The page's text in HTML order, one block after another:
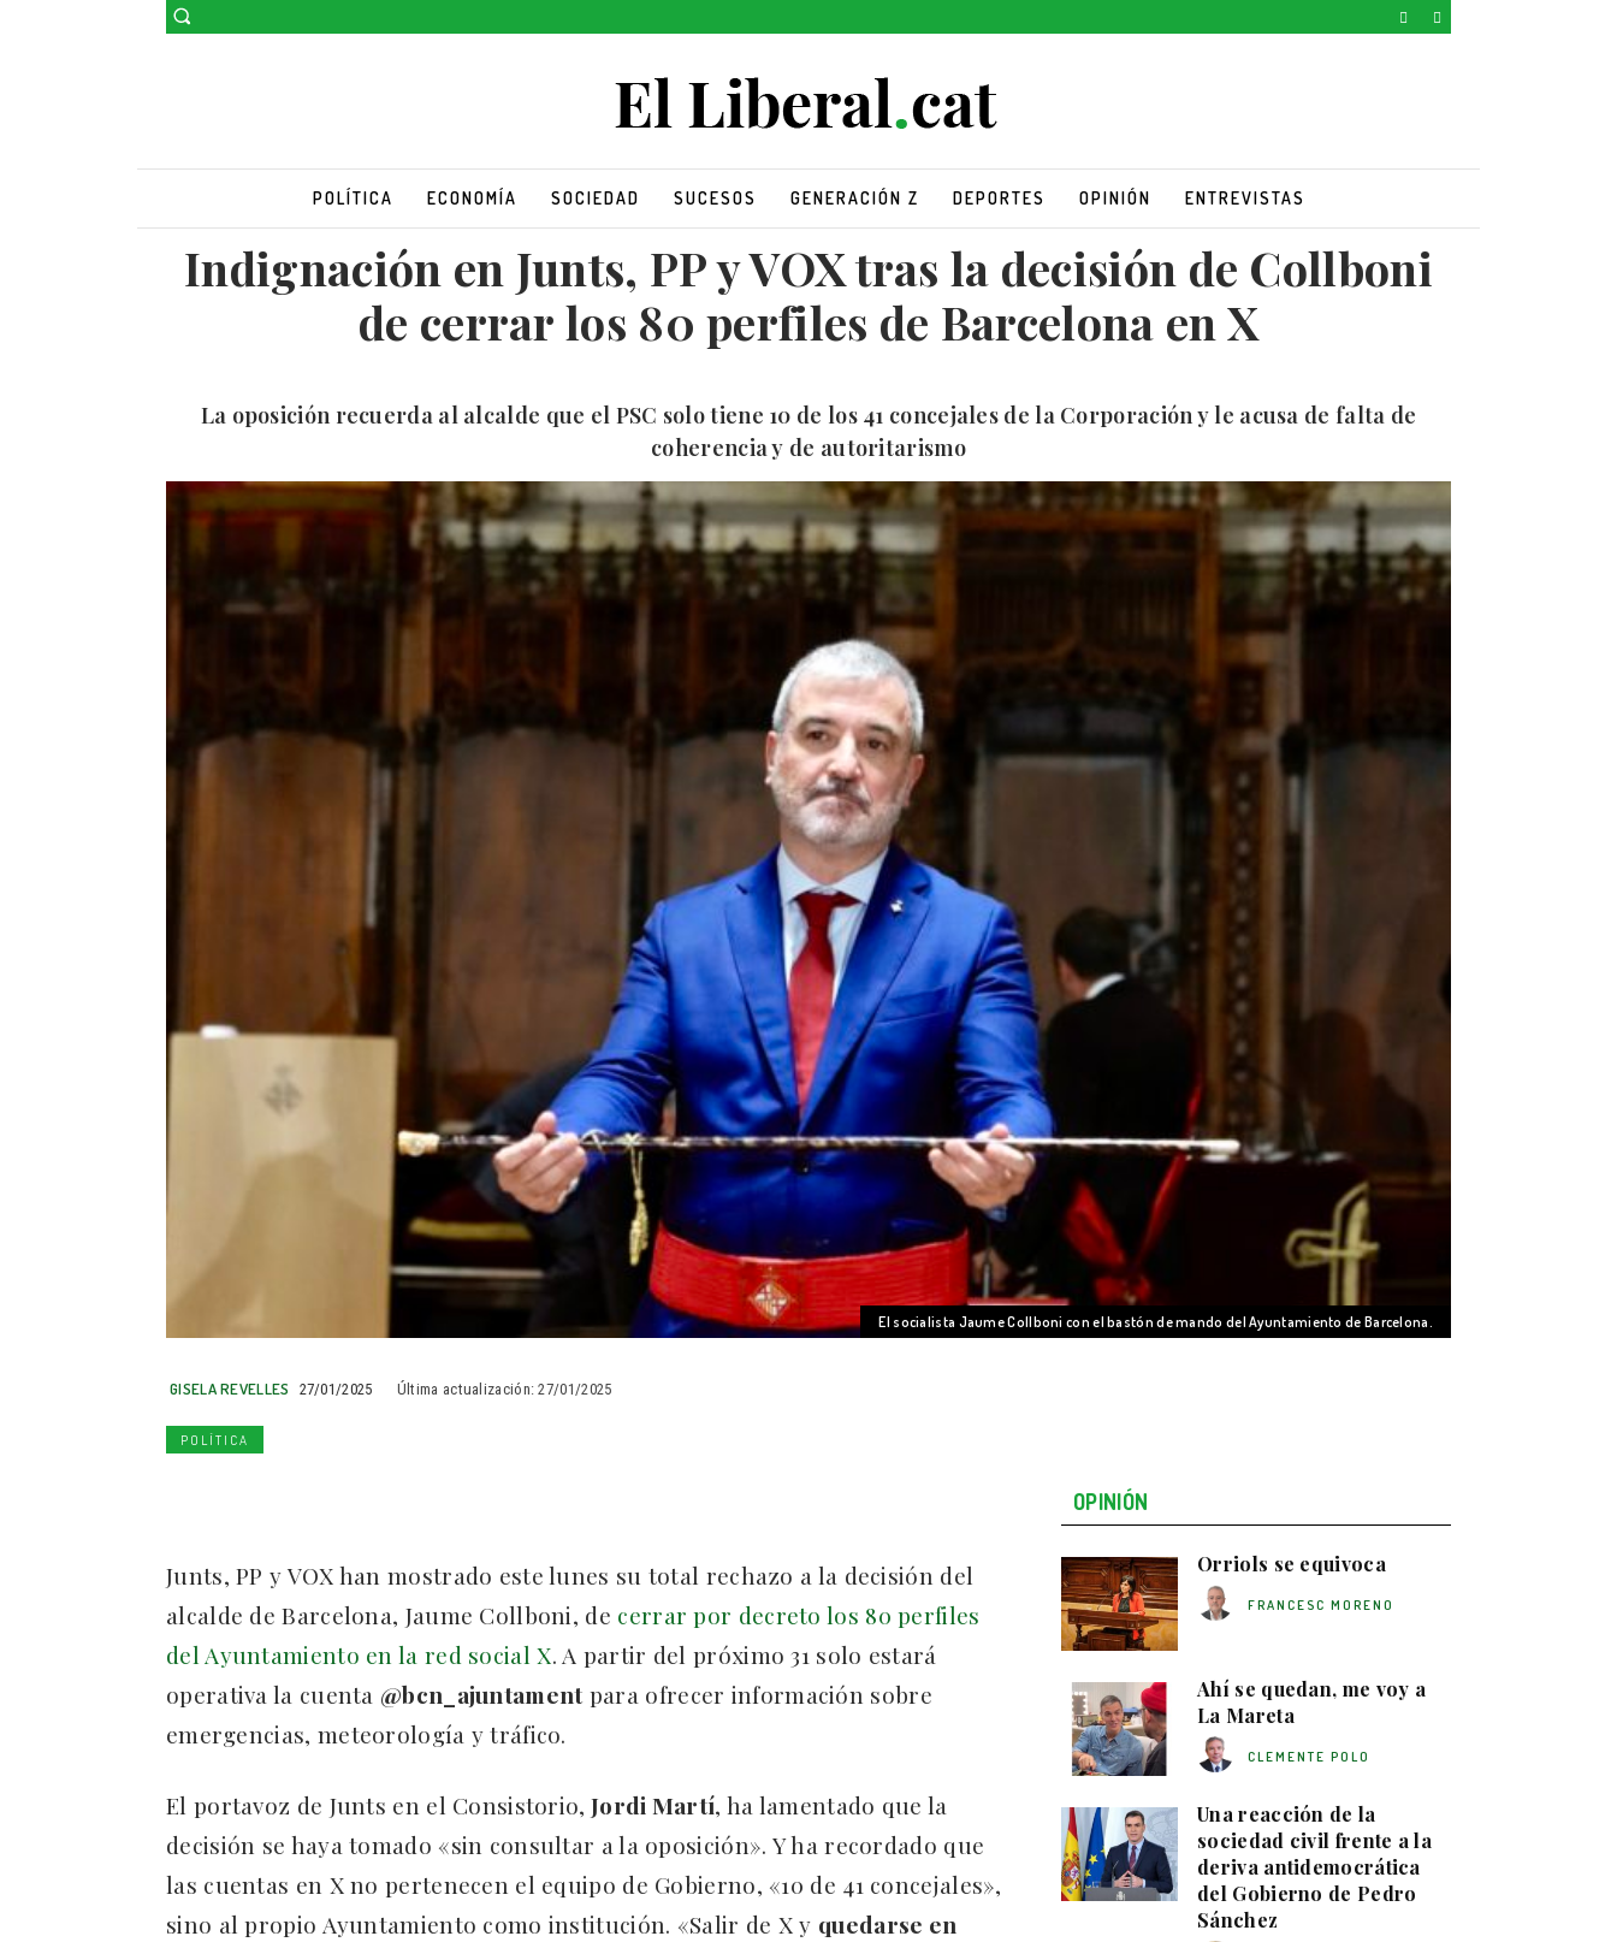
POLÍTICA ECONOMÍA SOCIEDAD SUCESOS GENERACIÓN Z DEPORTES OPINIÓN ENTREVISTAS
Indignación en Junts, PP y VOX tras la decisión de Collboni
de cerrar los 80 perfiles de Barcelona en X
La oposición recuerda al alcalde que el PSC solo tiene 10 de los 41 concejales de la Corporación y le acusa de falta de
coherencia y de autoritarismo
El socialista Jaume Collboni con el bastón de mando del Ayuntamiento de Barcelona.
GISELA REVELLES 27/01/2025 Última actualización: 27/01/2025
POLÍTICA
Junts, PP y VOX han mostrado este lunes su total rechazo a la decisión del
alcalde de Barcelona, Jaume Collboni, de cerrar por decreto los 80 perfiles
del Ayuntamiento en la red social X. A partir del próximo 31 solo estará
operativa la cuenta @bcn_ajuntamentpara ofrecer información sobre
emergencias, meteorología y tráfico.
El portavoz de Junts en el Consistorio, Jordi Martí, ha lamentado que la
decisión se haya tomado «sin consultar a la oposición». Y ha recordado que
las cuentas en X no pertenecen el equipo de Gobierno, «10 de 41 concejales»,
sino al propio Ayuntamiento como institución. «Salir de X y quedarse en
OPINIÓN
Orriols se equivoca
FRANCESC MORENO
Ahí se quedan, me voy a
La Mareta
CLEMENTE POLO
Una reacción de la
sociedad civil frente a la
deriva antidemocrática
del Gobierno de Pedro
Sánchez